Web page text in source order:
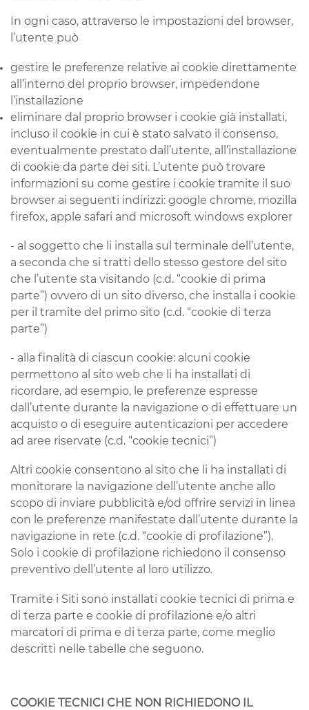
In ogni caso, attraverso le impostazioni del browser,
l’utente può
gestire le preferenze relative ai cookie direttamente
all’interno del proprio browser, impedendone
l’installazione
eliminare dal proprio browser i cookie già installati,
incluso il cookie in cui è stato salvato il consenso,
eventualmente prestato dall’utente, all’installazione
di cookie da parte dei siti. L’utente può trovare
informazioni su come gestire i cookie tramite il suo
browser ai seguenti indirizzi: google chrome, mozilla
firefox, apple safari and microsoft windows explorer
- al soggetto che li installa sul terminale dell’utente,
a seconda che si tratti dello stesso gestore del sito
che l’utente sta visitando (c.d. “cookie di prima
parte”) ovvero di un sito diverso, che installa i cookie
per il tramite del primo sito (c.d. “cookie di terza
parte”)
- alla finalità di ciascun cookie: alcuni cookie
permettono al sito web che li ha installati di
ricordare, ad esempio, le preferenze espresse
dall’utente durante la navigazione o di effettuare un
acquisto o di eseguire autenticazioni per accedere
ad aree riservate (c.d. “cookie tecnici”)
Altri cookie consentono al sito che li ha installati di
monitorare la navigazione dell’utente anche allo
scopo di inviare pubblicità e/od offrire servizi in linea
con le preferenze manifestate dall’utente durante la
navigazione in rete (c.d. “cookie di profilazione”).
Solo i cookie di profilazione richiedono il consenso
preventivo dell’utente al loro utilizzo.
Tramite i Siti sono installati cookie tecnici di prima e
di terza parte e cookie di profilazione e/o altri
marcatori di prima e di terza parte, come meglio
descritti nelle tabelle che seguono.
COOKIE TECNICI CHE NON RICHIEDONO IL